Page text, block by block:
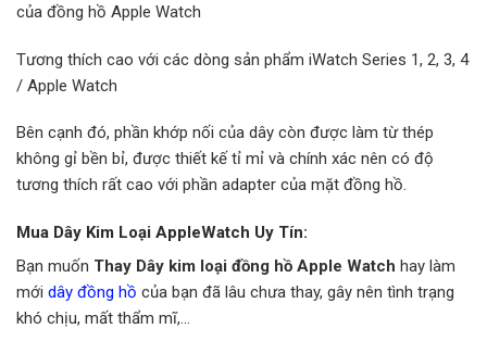
của đồng hồ Apple Watch
Tương thích cao với các dòng sản phẩm iWatch Series 1, 2, 3, 4
/ Apple Watch
Bên cạnh đó, phần khớp nối của dây còn được làm từ thép
không gỉ bền bỉ, được thiết kế tỉ mỉ và chính xác nên có độ
tương thích rất cao với phần adapter của mặt đồng hồ.
Mua Dây Kim Loại AppleWatch Uy Tín:
Bạn muốn Thay Dây kim loại đồng hồ Apple Watch hay làm
mới dây đồng hồ của bạn đã lâu chưa thay, gây nên tình trạng
khó chịu, mất thẩm mĩ,…